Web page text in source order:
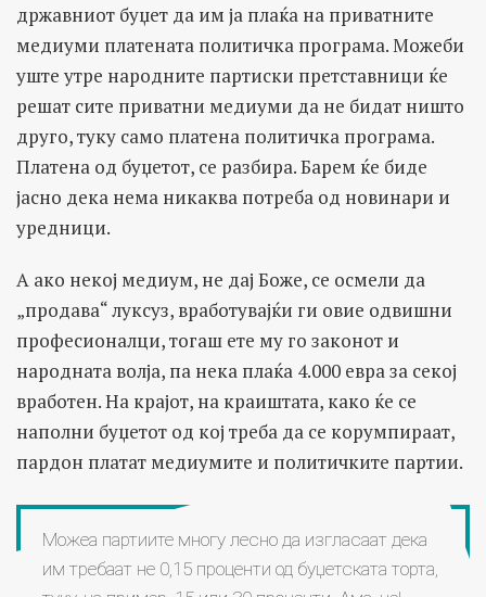
државниот буџет да им ја плаќа на приватните
медиуми платената политичка програма. Можеби
уште утре народните партиски претставници ќе
решат сите приватни медиуми да не бидат ништо
друго, туку само платена политичка програма.
Платена од буџетот, се разбира. Барем ќе биде
јасно дека нема никаква потреба од новинари и
уредници.
А ако некој медиум, не дај Боже, се осмели да
„продава“ луксуз, вработувајќи ги овие одвишни
професионалци, тогаш ете му го законот и
народната волја, па нека плаќа 4.000 евра за секој
вработен. На крајот, на краиштата, како ќе се
наполни буџетот од кој треба да се корумпираат,
пардон платат медиумите и политичките партии.
Можеа партиите многу лесно да изгласаат дека
им требаат не 0,15 проценти од буџетската торта,